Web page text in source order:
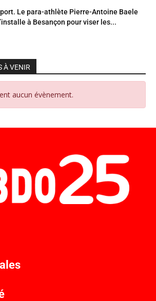
Le para-athlète Pierre-Antoine Baele
à Besançon pour viser les...
À VENIR
aucun évènement.